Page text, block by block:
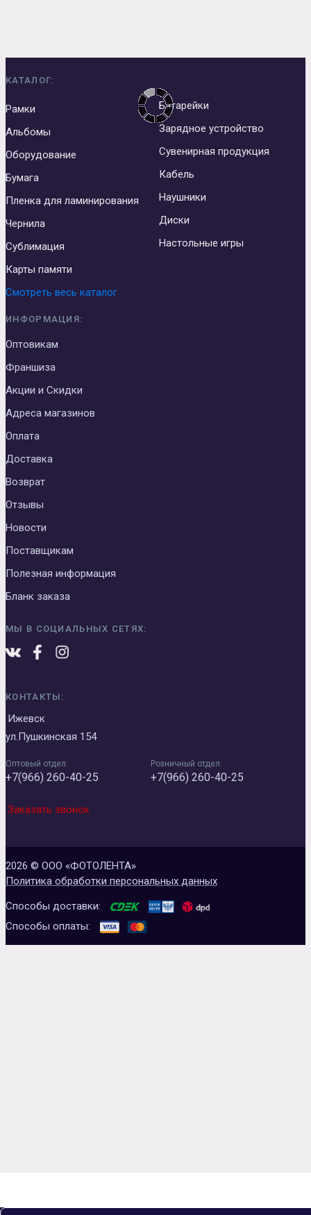
КАТАЛОГ:
Рамки
Альбомы
Оборудование
Бумага
Пленка для ламинирования
Чернила
Сублимация
Карты памяти
Батарейки
Зарядное устройство
Сувенирная продукция
Кабель
Наушники
Диски
Настольные игры
Смотреть весь каталог
ИНФОРМАЦИЯ:
Оптовикам
Франшиза
Акции и Скидки
Адреса магазинов
Оплата
Доставка
Возврат
Отзывы
Новости
Поставщикам
Полезная информация
Бланк заказа
МЫ В СОЦИАЛЬНЫХ СЕТЯХ:
КОНТАКТЫ:
Ижевск
ул.Пушкинская 154
Оптовый отдел:
+7(966) 260-40-25
Розничный отдел:
+7(966) 260-40-25
Заказать звонок
2026 © ООО «ФОТОЛЕНТА»
Политика обработки персональных данных
Способы доставки:
Способы оплаты: